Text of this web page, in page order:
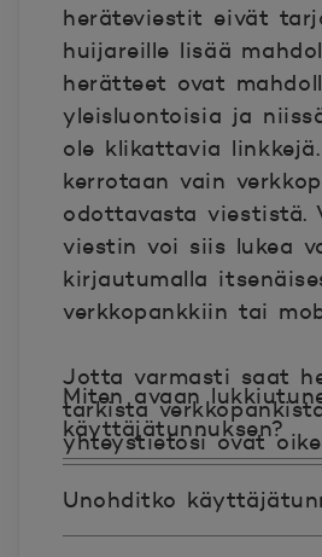
heräteviestit eivät
huijareille lisää
herätteet ovat
yleisluontoisia ja
ole klikattavia linkkejä.
kerrotaan vain
odottavasta viestistä.
viestin voi siis lukea
kirjautumalla
verkkopankkiin tai
Jotta varmasti saat
tarkista
yhteystietosi ovat
Miten avaan
käyttäjätunnuksen?
Unohditko